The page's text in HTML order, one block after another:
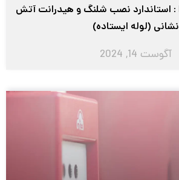
استاندارد NFPA 14 : استاندارد نصب شلنگ و هیدرانت آتش
نشانی (لوله ایستاده)
آگوست 14, 2024